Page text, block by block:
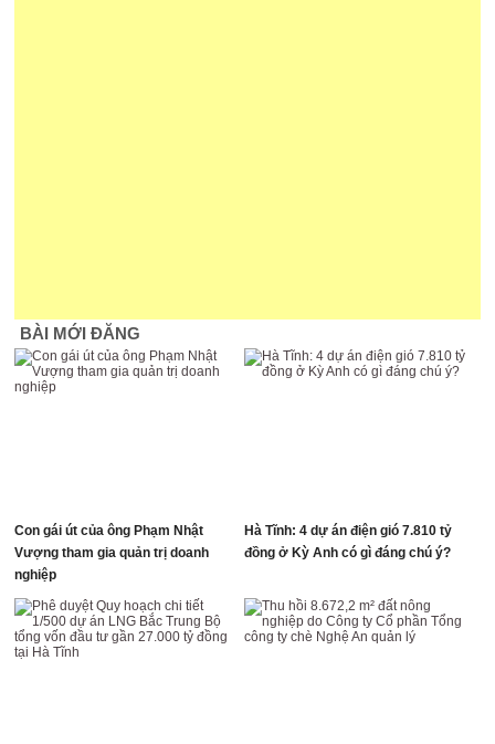
BÀI MỚI ĐĂNG
Con gái út của ông Phạm Nhật
Vượng tham gia quản trị doanh
nghiệp
Hà Tĩnh: 4 dự án điện gió 7.810 tỷ
đồng ở Kỳ Anh có gì đáng chú ý?